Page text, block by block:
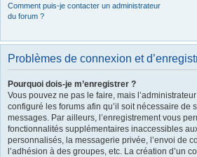
Comment puis-je contacter un administrateur
du forum ?
Problèmes de connexion et
Pourquoi dois-je m’enregistrer ?
Vous pouvez ne pas le faire, mais
configuré les forums afin qu’il soit nécessaire de
messages. Par ailleurs, l’enregistrement vous
fonctionnalités supplémentaires inaccessibles
personnalisés, la messagerie privée, l’envoi de
l’adhésion à des groupes, etc. La création d’un